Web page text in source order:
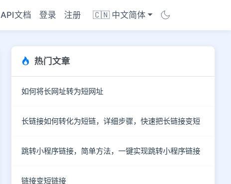
API文档 登录 注册 🇨🇳 中文简体
热门文章
如何将长网址转为短网址
长链接如何转化为短链，详细步骤，快速把长链接变短
跳转小程序链接，简单方法，一键实现跳转小程序链接
链接变短链接